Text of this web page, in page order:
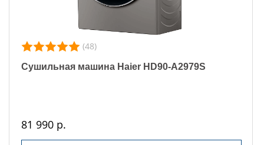
(48)
Сушильная машина Haier HD90-A2979S
81 990 р.